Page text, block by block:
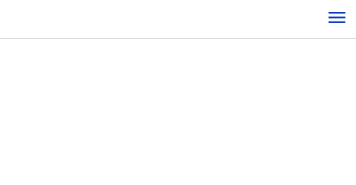
konten